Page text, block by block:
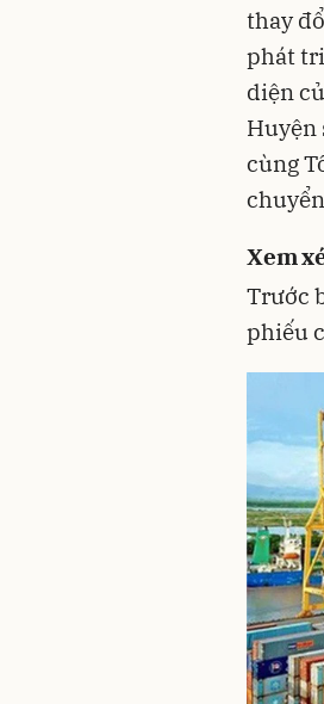
thay
phát
diện
Huyện
cùng
Xem
Trước
phiếu